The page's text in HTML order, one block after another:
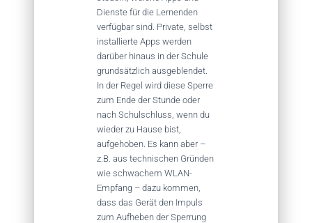
Dienste für die Lernenden
verfügbar sind. Private, selbst
installierte Apps werden
darüber hinaus in der Schule
grundsätzlich ausgeblendet.
In der Regel wird diese Sperre
zum Ende der Stunde oder
nach Schulschluss, wenn du
wieder zu Hause bist,
aufgehoben. Es kann aber –
z.B. aus technischen Gründen
wie schwachem WLAN-
Empfang – dazu kommen,
dass das Gerät den Impuls
zum Aufheben der Sperrung